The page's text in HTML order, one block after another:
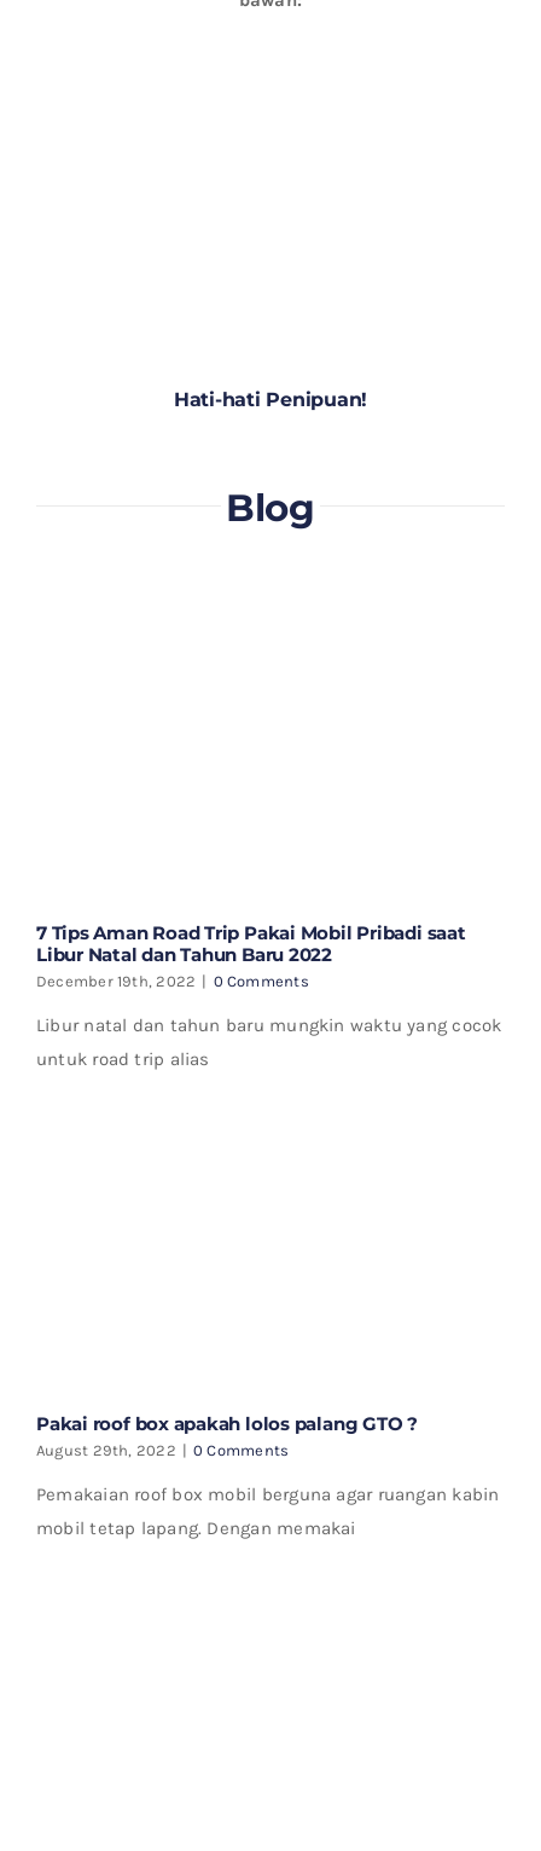
Hati-hati Penipuan!
Blog
7 Tips Aman Road Trip Pakai Mobil Pribadi saat
Libur Natal dan Tahun Baru 2022
December 19th, 2022 | 0 Comments
Libur natal dan tahun baru mungkin waktu yang cocok
untuk road trip alias
Pakai roof box apakah lolos palang GTO ?
August 29th, 2022 | 0 Comments
Pemakaian roof box mobil berguna agar ruangan kabin
mobil tetap lapang. Dengan memakai